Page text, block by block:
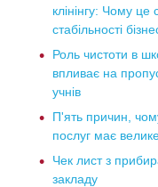
клінінгу: Чому це
стабільності
Роль чистоти в школі: як охайність
впливає на
учнів
П'ять причин, чому якість клінінгових
послуг має
Чек лист з прибирання медичного
закладу